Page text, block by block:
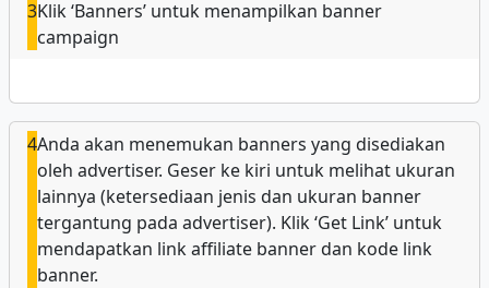
3Klik ‘Banners’ untuk menampilkan banner
campaign
4Anda akan menemukan banners yang disediakan
oleh advertiser. Geser ke kiri untuk melihat ukuran
lainnya (ketersediaan jenis dan ukuran banner
tergantung pada advertiser). Klik ‘Get Link’ untuk
mendapatkan link affiliate banner dan kode link
banner.